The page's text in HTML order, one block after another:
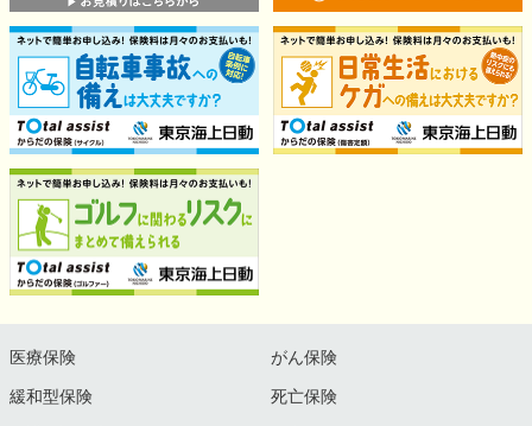
医療保険 がん保険
緩和型保険 死亡保険